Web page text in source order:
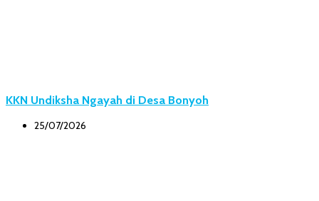
KKN Undiksha Ngayah di Desa Bonyoh
25/07/2026